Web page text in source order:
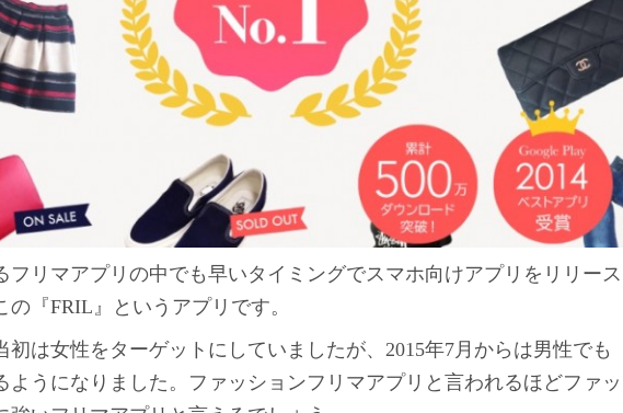
フリマアプリの中でも早いタイミングでスマホ向けアプリをリリース
の『FRIL』というアプリです。
初は女性をターゲットにしていましたが、2015年7月からは男性でも
ようになりました。ファッションフリマアプリと言われるほどファッ